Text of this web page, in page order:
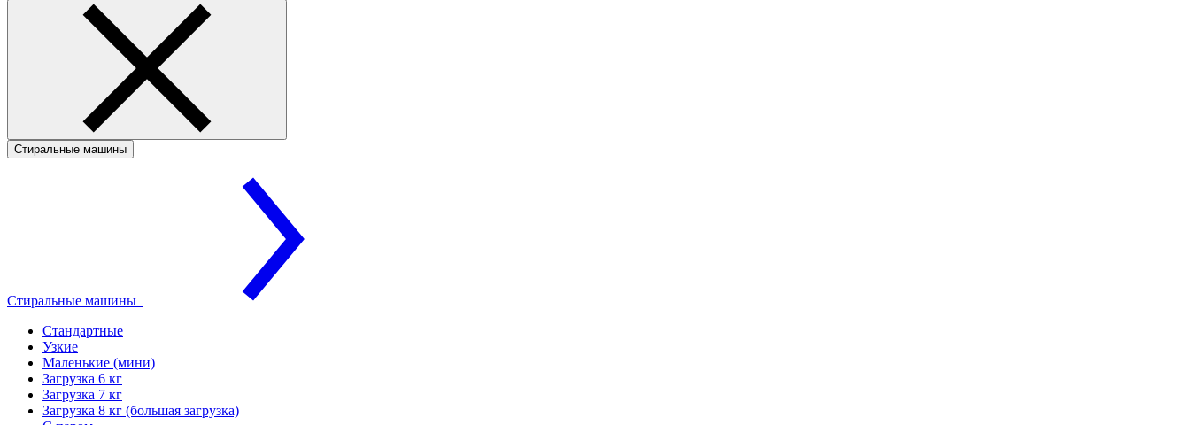
Стиральные машины
Стиральные машины
Стандартные
Узкие
Маленькие (мини)
Загрузка 6 кг
Загрузка 7 кг
Загрузка 8 кг (большая загрузка)